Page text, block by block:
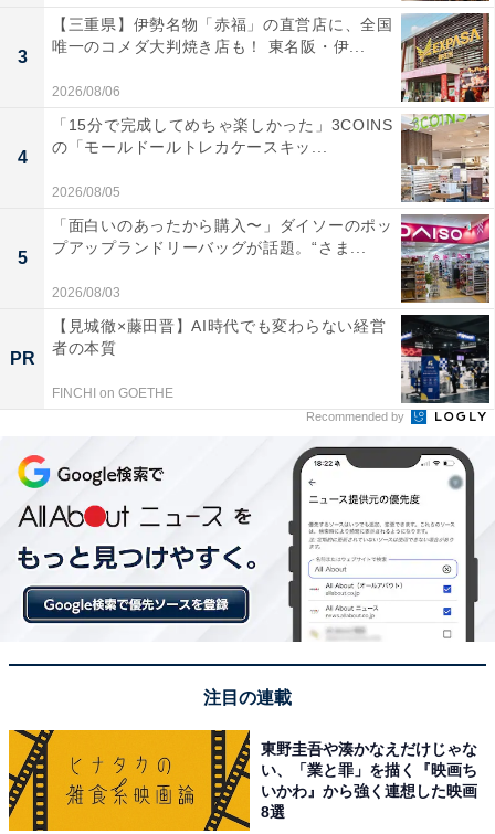
3
【三重県】伊勢名物「赤福」の直営店に、全国
唯一のコメダ大判焼き店も！ 東名阪・伊...
2026/08/06
4
「15分で完成してめちゃ楽しかった」3COINS
の「モールドールトレカケースキッ...
2026/08/05
5
「面白いのあったから購入〜」ダイソーのポッ
プアップランドリーバッグが話題。“さま...
2026/08/03
PR
【見城徹×藤田晋】AI時代でも変わらない経営
者の本質
FINCHI on GOETHE
Recommended by
注目の連載
東野圭吾や湊かなえだけじゃな
い、「業と罪」を描く『映画ち
いかわ』から強く連想した映画
8選